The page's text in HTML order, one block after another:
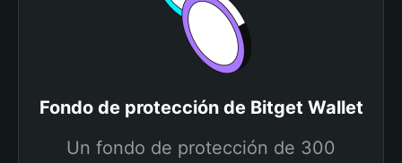
Fondo de protección de Bitget Wallet
Un fondo de protección de 300